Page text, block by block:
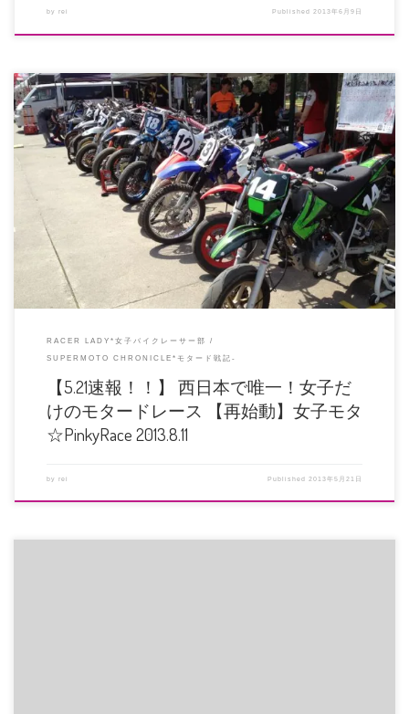
by rei Published 2013年6月9日
女子モタのみなさん、エントリーフィーもろもろ決定いたしました！ その他に
ついては少しずつご案内いたし […]
RACER LADY*女子バイクレーサー部
SUPERMOTO CHRONICLE*モタード戦記-
【5.21速報！！】 西日本で唯一！女子だ
けのモタードレース 【再始動】女子モタ
☆PinkyRace 2013.8.11
by rei Published 2013年5月21日